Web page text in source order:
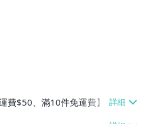
費$50、滿10件免運費】